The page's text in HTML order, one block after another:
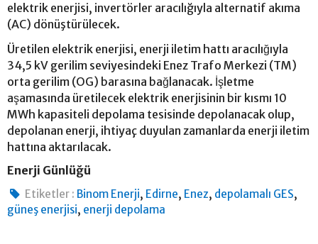
elektrik enerjisi, invertörler aracılığıyla alternatif akıma
(AC) dönüştürülecek.
Üretilen elektrik enerjisi, enerji iletim hattı aracılığıyla
34,5 kV gerilim seviyesindeki Enez Trafo Merkezi (TM)
orta gerilim (OG) barasına bağlanacak. İşletme
aşamasında üretilecek elektrik enerjisinin bir kısmı 10
MWh kapasiteli depolama tesisinde depolanacak olup,
depolanan enerji, ihtiyaç duyulan zamanlarda enerji iletim
hattına aktarılacak.
Enerji Günlüğü
Etiketler : Binom Enerji, Edirne, Enez, depolamalı GES,
güneş enerjisi, enerji depolama